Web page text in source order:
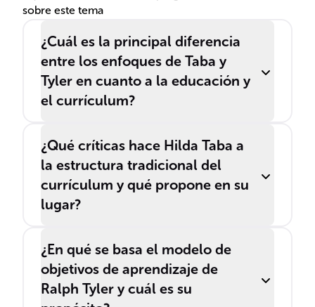
sobre este tema
¿Cuál es la principal diferencia
entre los enfoques de Taba y
Tyler en cuanto a la educación y
el currículum?
¿Qué críticas hace Hilda Taba a
la estructura tradicional del
currículum y qué propone en su
lugar?
¿En qué se basa el modelo de
objetivos de aprendizaje de
Ralph Tyler y cuál es su